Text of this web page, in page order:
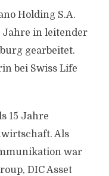
Holding S.A.
Jahre in leitender
gearbeitet.
bei Swiss Life
15 Jahre
Als
war
DIC Asset